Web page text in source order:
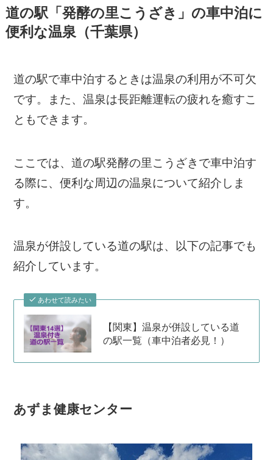
道の駅「発酵の里こうざき」の車中泊に
便利な温泉（千葉県）
道の駅で車中泊するときは温泉の利用が不可欠
です。また、温泉は長距離運転の疲れを癒すこ
ともできます。
ここでは、道の駅発酵の里こうざきで車中泊す
る際に、便利な周辺の温泉について紹介しま
す。
温泉が併設している道の駅は、以下の記事でも
紹介しています。
あわせて読みたい
【関東】温泉が併設している道
の駅一覧（車中泊者必見！）
あずま健康センター